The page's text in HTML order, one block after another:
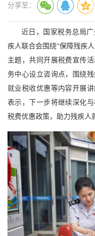
分享至：
近日，国家税务总局
疾人联合会围绕“保障残疾
主题，共同开展税费宣传
务中心设立咨询点，围绕
就业税收优惠等内容开展
表示，下一步将继续深化
税费优惠政策，助力残疾人